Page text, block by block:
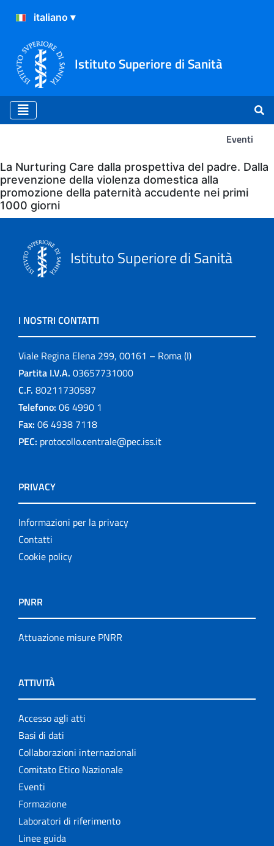
Istituto Superiore di Sanità
Eventi
Eventi
La Nurturing Care dalla prospettiva del padre. Dalla
prevenzione della violenza domestica alla
promozione della paternità accudente nei primi
1000 giorni
Istituto Superiore di Sanità
I NOSTRI CONTATTI
Viale Regina Elena 299, 00161 – Roma (I)
Partita I.V.A. 03657731000
C.F. 80211730587
Telefono: 06 4990 1
Fax: 06 4938 7118
PEC: protocollo.centrale@pec.iss.it
PRIVACY
Informazioni per la privacy
Contatti
Cookie policy
PNRR
Attuazione misure PNRR
ATTIVITÀ
Accesso agli atti
Basi di dati
Collaborazioni internazionali
Comitato Etico Nazionale
Eventi
Formazione
Laboratori di riferimento
Linee guida